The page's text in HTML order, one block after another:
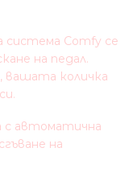
система Comfy се
на педал.
вашата количка
с автоматична
на